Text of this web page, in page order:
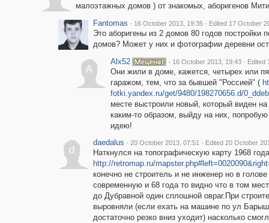
малоэтажных домов ) от знакомых, аборигенов
Fantomas · 16 October 2013, 19:35 · Edited 17 October
Это аборигены из 2 домов 80 годов постройки
домов? Может у них и фотографии деревни
A
Alx52 · 16 October 2013, 19:43 · Edited
Они жили в доме, кажется, четырех или
гаражом, тем, что за бывшей "Россией" (
fotki.yandex.ru/get/9480/198270656.d/
месте выстроили новый, который виден
каким-то образом, выйду на них,
идею!
d
daedalus · 20 October 2013, 07:51 · Edited 20 October
Наткнулся на топографическую карту 1968 года
http://retromap.ru/
конечно не строитель и не инженер но в
современную и 68 года то видно что в том
до Дубравной один сплошной овраг.При
выровняли (если ехать на машине по ул
достаточно резко вниз уходит) насколько